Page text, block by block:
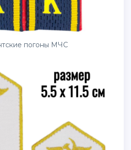
погоны МЧС